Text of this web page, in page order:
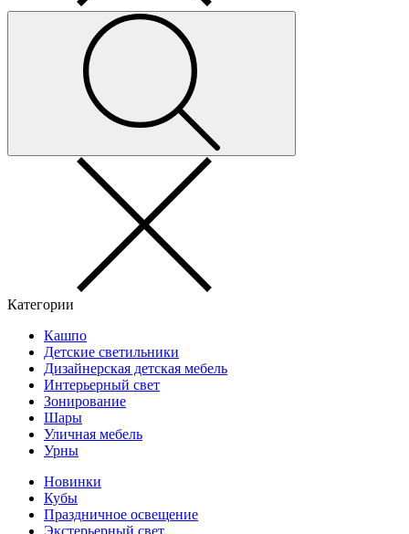
Категории
Кашпо
Детские светильники
Дизайнерская детская мебель
Интерьерный свет
Зонирование
Шары
Уличная мебель
Урны
Новинки
Кубы
Праздничное освещение
Экстерьерный свет